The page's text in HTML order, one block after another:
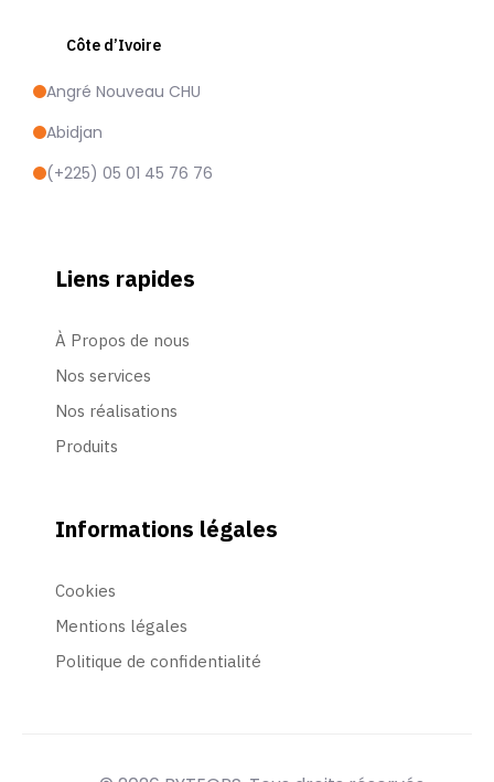
Côte d’Ivoire
Angré Nouveau CHU
Abidjan
(+225) 05 01 45 76 76
Liens rapides
À Propos de nous
Nos services
Nos réalisations
Produits
Informations légales
Cookies
Mentions légales
Politique de confidentialité